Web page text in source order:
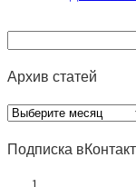
Архив статей
Архив
статей
Подписка